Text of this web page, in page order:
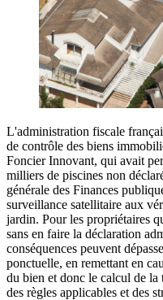
L'administration fiscale
de contrôle des biens
Foncier Innovant, qui avait
milliers de piscines non
générale des Finances
surveillance satellitaire aux
jardin. Pour les propriétaires
sans en faire la déclaration
conséquences peuvent
ponctuelle, en remettant en
du bien et donc le calcul de
des règles applicables et des